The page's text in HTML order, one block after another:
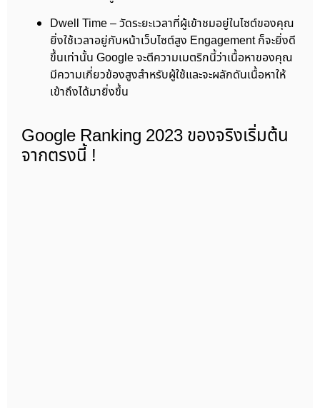
Dwell Time – วัดระยะเวลาที่ผู้เข้าชมอยู่ในไซต์ของคุณ
ยิ่งใช้เวลาอยู่กับหน้าเว็บไซต์สูง Engagement ก็จะยิ่งดี
ขึ้นเท่านั้น Google จะตีความเมตริกนี้ว่าเนื้อหาของคุณ
มีความเกี่ยวข้องสูงสำหรับผู้ใช้และจะผลักดันเนื้อหาให้
เข้าถึงได้มายิ่งขึ้น
Google Ranking 2023 ของจริงเริ่มต้น
จากตรงนี้ !